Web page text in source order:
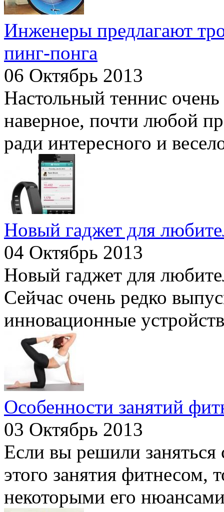
Инженеры предлагают
пинг-понга
06 Октябрь 2013
Настольный теннис
наверное, почти любой
ради интересного и
Новый гаджет для
04 Октябрь 2013
Новый гаджет для
Сейчас очень редко
инновационные
Особенности занятий
03 Октябрь 2013
Если вы решили
этого занятия фитнесом,
некоторыми его